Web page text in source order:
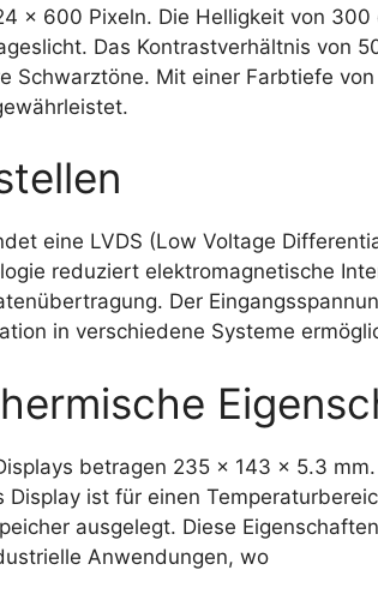
x 600 Pixeln. Die Helligkeit von 300
Das Kontrastverhältnis von
Schwarztöne. Mit einer Farbtiefe
eine LVDS (Low Voltage
reduziert elektromagnetische
Der
in verschiedene Systeme
betragen 235 x 143 x 5.3
Display ist für einen
ausgelegt. Diese
Anwendungen, wo